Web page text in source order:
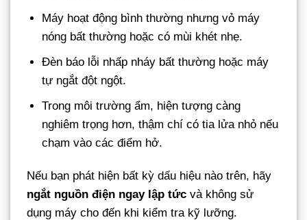
Máy hoạt động bình thường nhưng vỏ máy
nóng bất thường hoặc có mùi khét nhẹ.
Đèn báo lỗi nhấp nháy bất thường hoặc máy
tự ngắt đột ngột.
Trong môi trường ẩm, hiện tượng càng
nghiêm trọng hơn, thậm chí có tia lửa nhỏ nếu
chạm vào các điểm hở.
Nếu bạn phát hiện bất kỳ dấu hiệu nào trên, hãy
ngắt nguồn điện ngay lập tức và không sử
dụng máy cho đến khi kiểm tra kỹ lưỡng.